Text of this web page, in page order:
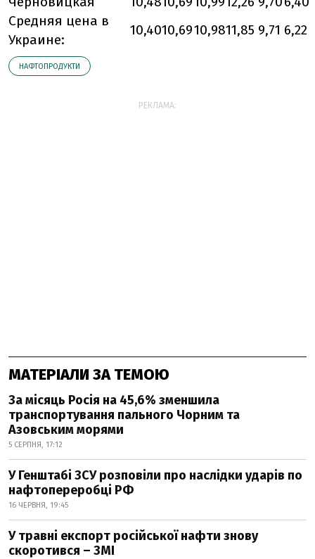
Средняя цена в
Украине:
10,4010,6910,9811,85 9,71 6,22
НАФТОПРОДУКТИ
РЕКЛАМА:
МАТЕРІАЛИ ЗА ТЕМОЮ
За місяць Росія на 45,6% зменшила
транспортування пального Чорним та
Азовським морями
5 СЕРПНЯ, 17:12
У Генштабі ЗСУ розповіли про наслідки ударів по
нафтопереробці РФ
16 ЧЕРВНЯ, 19:45
У травні експорт російської нафти знову
скоротився – ЗМІ